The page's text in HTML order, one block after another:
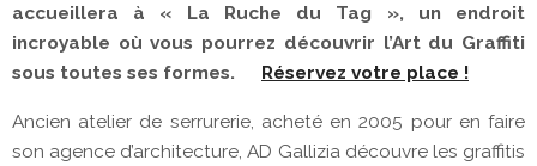
accueillera à « La Ruche du Tag », un endroit
incroyable où vous pourrez découvrir l’Art du Graffiti
sous toutes ses formes. Réservez votre place !
Ancien atelier de serrurerie, acheté en 2005 pour en faire
son agence d’architecture, AD Gallizia découvre les graffitis